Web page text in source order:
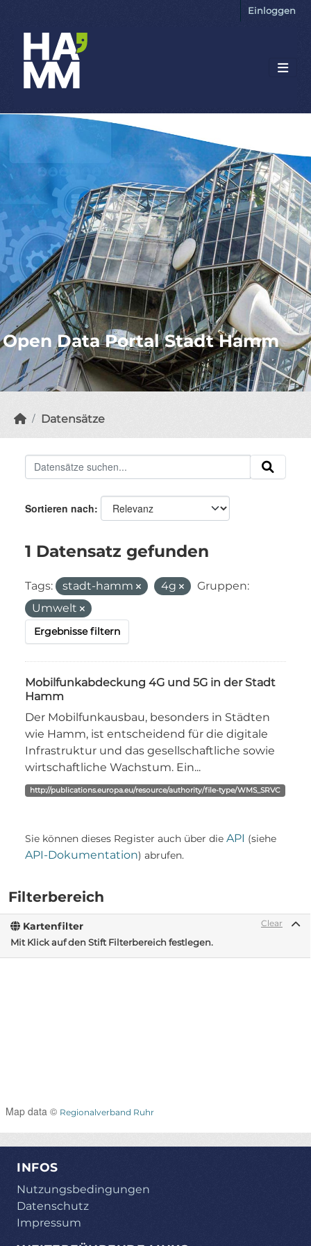
Einloggen
Open Data Portal Stadt Hamm
Datensätze
Filterbereich
Clear
Kartenfilter
Mit Klick auf den Stift Filterbereich festlegen.
Map data © Regionalverband Ruhr
Sortieren nach
1 Datensatz gefunden
Tags: stadt-hamm 4g
Gruppen:
Umwelt
Ergebnisse filtern
Mobilfunkabdeckung 4G und 5G in der Stadt
Hamm
Der Mobilfunkausbau, besonders in Städten
wie Hamm, ist entscheidend für die digitale
Infrastruktur und das gesellschaftliche sowie
wirtschaftliche Wachstum. Ein...
http://publications.europa.eu/resource/authority/file-type/WMS_SRVC
Sie können dieses Register auch über die API (siehe
API-Dokumentation) abrufen.
INFOS
Nutzungsbedingungen
Datenschutz
Impressum